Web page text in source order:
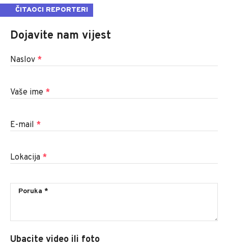
ČITAOCI REPORTERI
Dojavite nam vijest
Naslov *
Vaše ime *
E-mail *
Lokacija *
Ubacite video ili foto